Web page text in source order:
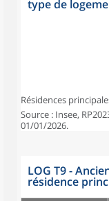
type de
Résidences
Source : Insee,
01/01/2026.
LOG T9 -
résidence